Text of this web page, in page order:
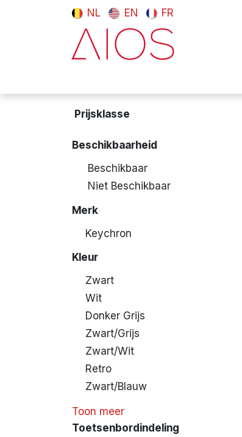
Overslaan naar inhoud
NL EN FR
Prijsklasse
Beschikbaarheid
Beschikbaar
Niet Beschikbaar
Merk
Keychron
Kleur
Zwart
Wit
Donker Grijs
Zwart/Grijs
Zwart/Wit
Retro
Zwart/Blauw
Toon meer
Toetsenbordindeling